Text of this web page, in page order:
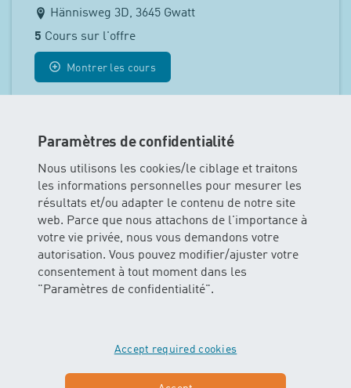
Paramètres de confidentialité
Nous utilisons les cookies/le ciblage et traitons
les informations personnelles pour mesurer les
résultats et/ou adapter le contenu de notre site
web. Parce que nous attachons de l'importance à
votre vie privée, nous vous demandons votre
autorisation. Vous pouvez modifier/ajuster votre
consentement à tout moment dans les
"Paramètres de confidentialité".
Accept required cookies
Hännisweg 3D, 3645 Gwatt
5 Cours sur l'offre
Montrer les cours